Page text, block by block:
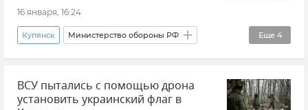
16 января, 16:24
Еще 4
Купянск Министерство обороны РФ
Андрей Белоусов Новости СВО
Харьковская область
ВСУ пытались с помощью дрона
установить украинский флаг в